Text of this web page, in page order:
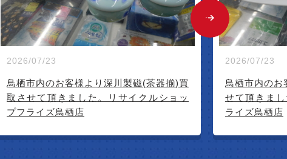
2026/07/23
鳥栖市内のお客様より源右衛門(皿)買取さ
せて頂きました。リサイクルショップフ
ライズ鳥栖店
2026/07/28
佐賀市のお
せて頂きまし